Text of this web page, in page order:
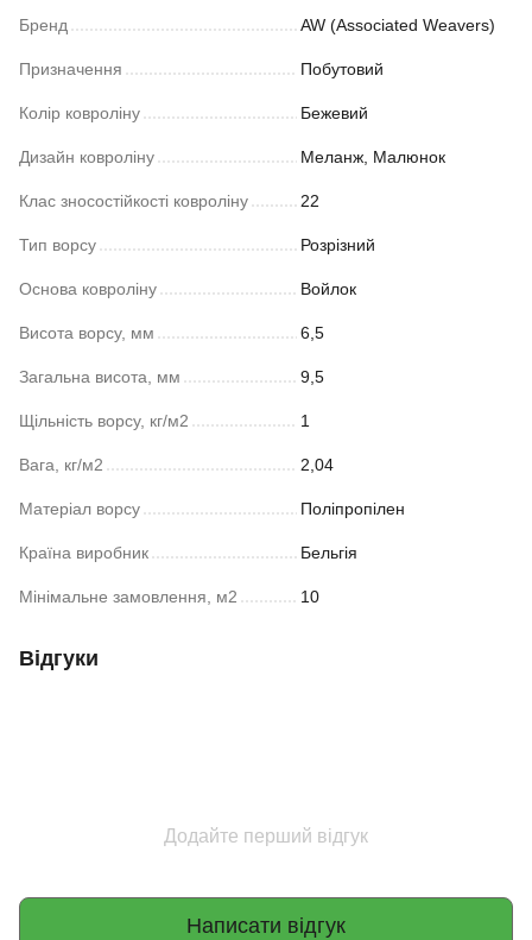
Бренд AW (Associated Weavers)
Призначення Побутовий
Колір ковроліну Бежевий
Дизайн ковроліну Меланж, Малюнок
Клас зносостійкості ковроліну 22
Тип ворсу Розрізний
Основа ковроліну Войлок
Висота ворсу, мм 6,5
Загальна висота, мм 9,5
Щільність ворсу, кг/м2 1
Вага, кг/м2 2,04
Матеріал ворсу Поліпропілен
Країна виробник Бельгія
Мінімальне замовлення, м2 10
Відгуки
Додайте перший відгук
Написати відгук